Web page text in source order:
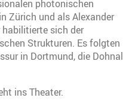
photonischen
Zürich und als Alexander
sich der
Strukturen. Es folgten
in Dortmund, die Dohnal
ins Theater.